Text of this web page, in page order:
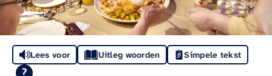
Lees voor Uitleg woorden Simpele tekst